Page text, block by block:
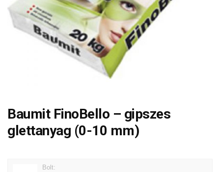
Baumit FinoBello – gipszes
glettanyag (0-10 mm)
Bolt: